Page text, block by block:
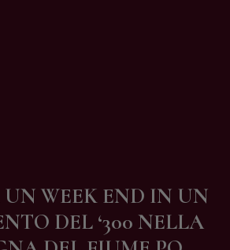
UN WEEK END IN UN
DEL ‘300 NELLA